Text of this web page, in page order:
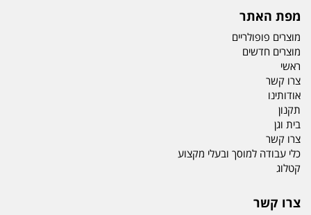
מפת האתר
מוצרים פופולריים
מוצרים חדשים
ראשי
צרו קשר
אודותינו
תקנון
בית וגן
צרו קשר
כלי עבודה למוסך ובעלי מקצוע
קטלוג
צרו קשר